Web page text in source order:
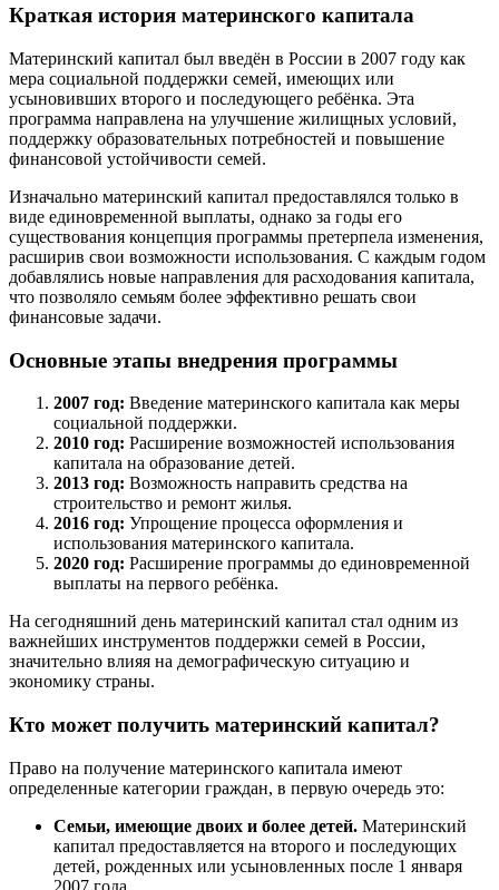
Краткая история материнского капитала
Материнский капитал был введён в России в 2007 году как
мера социальной поддержки семей, имеющих или
усыновивших второго и последующего ребёнка. Эта
программа направлена на улучшение жилищных условий,
поддержку образовательных потребностей и повышение
финансовой устойчивости семей.
Изначально материнский капитал предоставлялся только в
виде единовременной выплаты, однако за годы его
существования концепция программы претерпела изменения,
расширив свои возможности использования. С каждым годом
добавлялись новые направления для расходования капитала,
что позволяло семьям более эффективно решать свои
финансовые задачи.
Основные этапы внедрения программы
2007 год: Введение материнского капитала как меры
социальной поддержки.
2010 год: Расширение возможностей использования
капитала на образование детей.
2013 год: Возможность направить средства на
строительство и ремонт жилья.
2016 год: Упрощение процесса оформления и
использования материнского капитала.
2020 год: Расширение программы до единовременной
выплаты на первого ребёнка.
На сегодняшний день материнский капитал стал одним из
важнейших инструментов поддержки семей в России,
значительно влияя на демографическую ситуацию и
экономику страны.
Кто может получить материнский капитал?
Право на получение материнского капитала имеют
определенные категории граждан, в первую очередь это:
Семьи, имеющие двоих и более детей. Материнский
капитал предоставляется на второго и последующих
детей, рожденных или усыновленных после 1 января
2007 года.